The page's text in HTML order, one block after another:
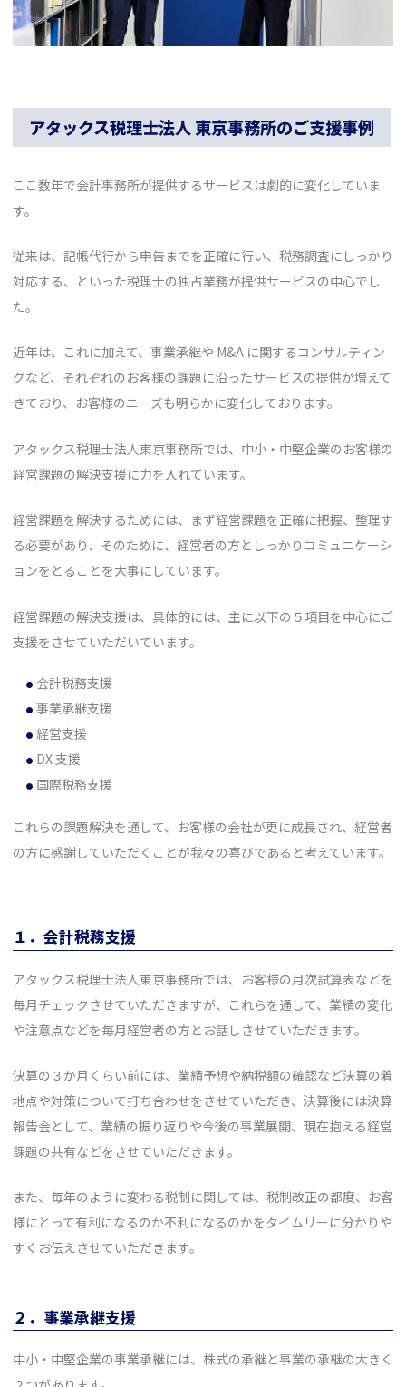
アタックス税理士法人 東京事務所のご支援事例
ここ数年で会計事務所が提供するサービスは劇的に変化していま
す。
従来は、記帳代行から申告までを正確に行い、税務調査にしっかり
対応する、といった税理士の独占業務が提供サービスの中心でし
た。
近年は、これに加えて、事業承継や M&A に関するコンサルティン
グなど、それぞれのお客様の課題に沿ったサービスの提供が増えて
きており、お客様のニーズも明らかに変化しております。
アタックス税理士法人東京事務所では、中小・中堅企業のお客様の
経営課題の解決支援に力を入れています。
経営課題を解決するためには、まず経営課題を正確に把握、整理す
る必要があり、そのために、経営者の方としっかりコミュニケーシ
ョンをとることを大事にしています。
経営課題の解決支援は、具体的には、主に以下の５項目を中心にご
支援をさせていただいています。
会計税務支援
事業承継支援
経営支援
DX 支援
国際税務支援
これらの課題解決を通して、お客様の会社が更に成長され、経営者
の方に感謝していただくことが我々の喜びであると考えています。
１．会計税務支援
アタックス税理士法人東京事務所では、お客様の月次試算表などを
毎月チェックさせていただきますが、これらを通して、業績の変化
や注意点などを毎月経営者の方とお話しさせていただきます。
決算の３か月くらい前には、業績予想や納税額の確認など決算の着
地点や対策について打ち合わせをさせていただき、決算後には決算
報告会として、業績の振り返りや今後の事業展開、現在抱える経営
課題の共有などをさせていただきます。
また、毎年のように変わる税制に関しては、税制改正の都度、お客
様にとって有利になるのか不利になるのかをタイムリーに分かりや
すくお伝えさせていただきます。
２．事業承継支援
中小・中堅企業の事業承継には、株式の承継と事業の承継の大きく